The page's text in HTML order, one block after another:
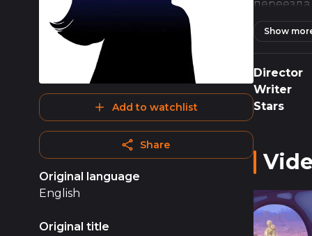
Add to watchlist
Share
Original language
English
Original title
эмоции,
теплом.
Show
Director
Writer
Stars